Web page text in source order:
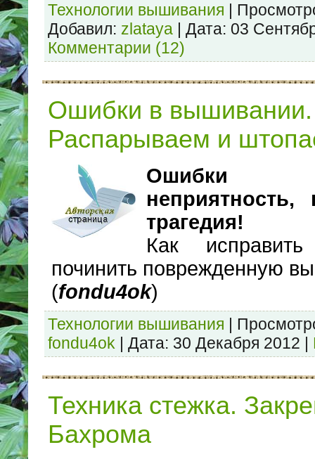
Технологии вышивания |
Добавил: zlataya | Дата: 03
Комментарии (12)
Ошибки в вышивании.
Распарываем и
Ошибки
трагедия!
Как
починить поврежденную
(fondu4ok)
Технологии вышивания |
fondu4ok | Дата: 30 Декабря 2012 |
Техника стежка.
Бахрома